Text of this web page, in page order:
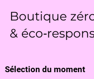
Sélection du moment
Boutique
&